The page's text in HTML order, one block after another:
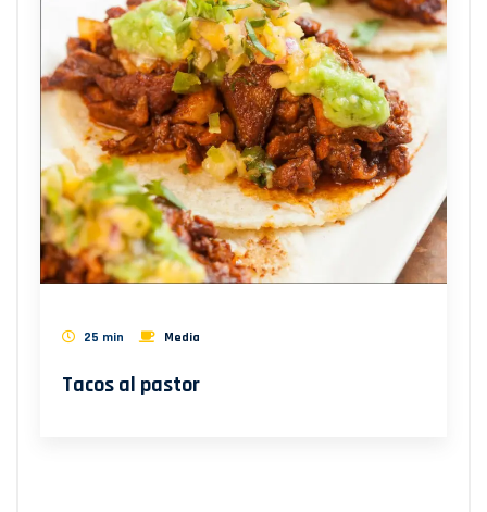
25 min Media
Tacos al pastor